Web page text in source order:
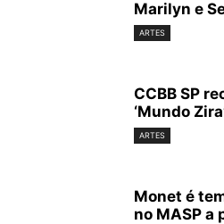
Marilyn e
ARTES
CCBB SP
‘Mundo
ARTES
Monet é
no MASP a